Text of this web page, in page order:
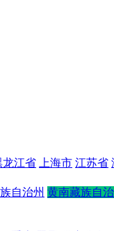
龙江省 上海市 江苏省
自治州 黄南藏族自